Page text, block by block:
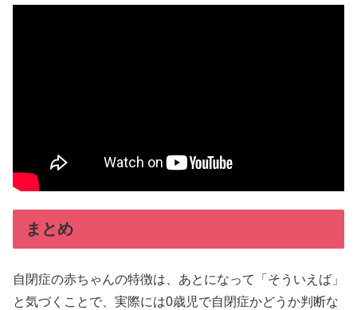
まとめ
自閉症の赤ちゃんの特徴は、あとになって「そういえば」
と気づくことで、実際には0歳児で自閉症かどうか判断な